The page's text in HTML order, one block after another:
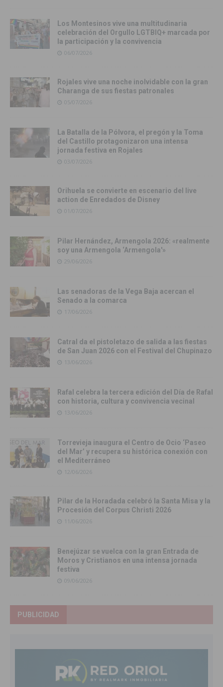
Los Montesinos vive una multitudinaria
celebración del Orgullo LGTBIQ+ marcada por
la participación y la convivencia
06/07/2026
Rojales vive una noche inolvidable con la gran
Charanga de sus fiestas patronales
05/07/2026
La Batalla de la Pólvora, el pregón y la Toma
del Castillo protagonizaron una intensa
jornada festiva en Rojales
03/07/2026
Orihuela se convierte en escenario del live
action de Enredados de Disney
01/07/2026
Pilar Hernández, Armengola 2026: «realmente
soy una Armengola ‘Armengola'»
29/06/2026
Las senadoras de la Vega Baja acercan el
Senado a la comarca
17/06/2026
Catral da el pistoletazo de salida a las fiestas
de San Juan 2026 con el Festival del Chupinazo
13/06/2026
Rafal celebra la tercera edición del Día de Rafal
con historia, cultura y convivencia vecinal
13/06/2026
Torrevieja inaugura el Centro de Ocio ‘Paseo
del Mar’ y recupera su histórica conexión con
el Mediterráneo
12/06/2026
Pilar de la Horadada celebró la Santa Misa y la
Procesión del Corpus Christi 2026
11/06/2026
Benejúzar se vuelca con la gran Entrada de
Moros y Cristianos en una intensa jornada
festiva
09/06/2026
PUBLICIDAD